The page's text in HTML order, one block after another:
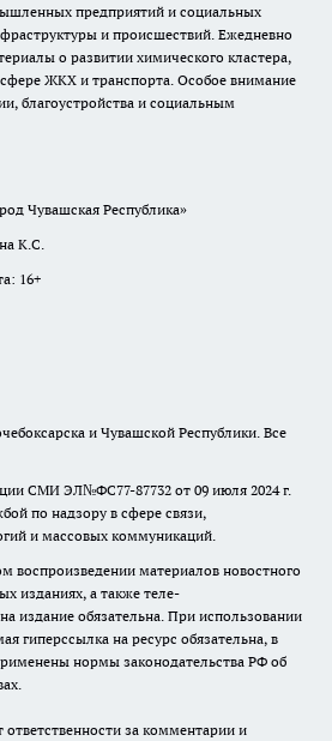
предприятий и социальных
и происшествий. Ежедневно
о развитии химического кластера,
ЖКХ и транспорта. Особое внимание
благоустройства и социальным
Чувашская Республика»
К.С.
16+
и Чувашской Республики. Все
СМИ ЭЛ№ФС77-87732 от 09 июля 2024 г.
по надзору в сфере связи,
и массовых коммуникаций.
воспроизведении материалов новостного
изданиях, а также теле-
издание обязательна. При использовании
гиперссылка на ресурс обязательна, в
нормы законодательства РФ об
ответственности за комментарии и